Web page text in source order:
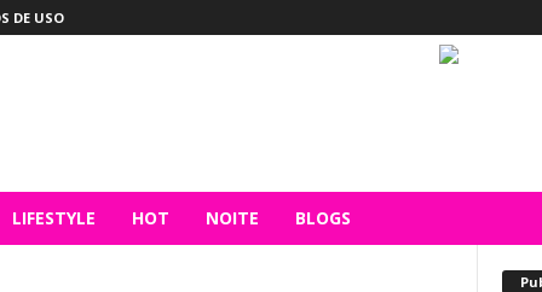
DE USO
LIFESTYLE HOT NOITE BLOGS